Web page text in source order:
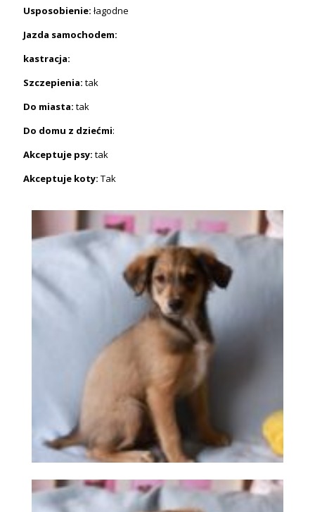
Usposobienie: łagodne
Jazda samochodem:
kastracja:
Szczepienia: tak
Do miasta: tak
Do domu z dziećmi:
Akceptuje psy: tak
Akceptuje koty: Tak